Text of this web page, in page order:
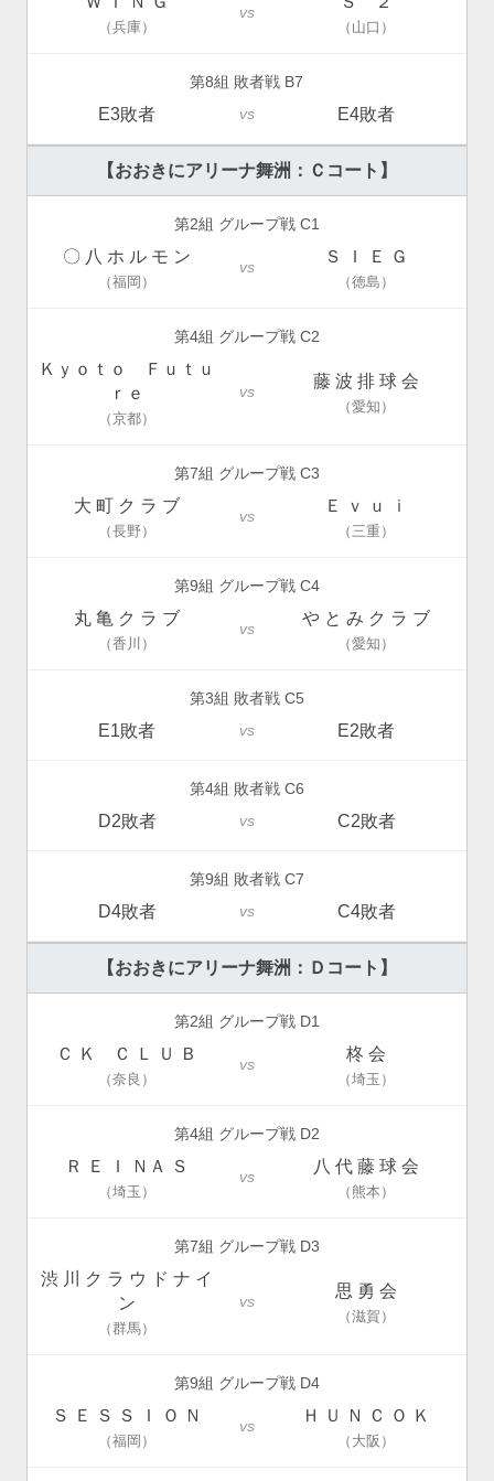
（兵庫）
vs
（山口）
第8組 敗者戦 B7
E3敗者 vs E4敗者
【おおきにアリーナ舞洲：Ｃコート】
第2組 グループ戦 C1
〇 八 ホ ル モ ン
（福岡）
vs
Ｓ Ｉ Ｅ Ｇ
（徳島）
第4組 グループ戦 C2
Ｋｙｏｔｏ Ｆｕｔｕ
ｒｅ
（京都）
vs
藤 波 排 球 会
（愛知）
第7組 グループ戦 C3
大 町 ク ラ ブ
（長野）
vs
Ｅ ｖ ｕ ｉ
（三重）
第9組 グループ戦 C4
丸 亀 ク ラ ブ
（香川）
vs
や と み ク ラ ブ
（愛知）
第3組 敗者戦 C5
E1敗者 vs E2敗者
第4組 敗者戦 C6
D2敗者 vs C2敗者
第9組 敗者戦 C7
D4敗者 vs C4敗者
【おおきにアリーナ舞洲：Ｄコート】
第2組 グループ戦 D1
Ｃ Ｋ Ｃ Ｌ Ｕ Ｂ
（奈良）
vs
柊 会
（埼玉）
第4組 グループ戦 D2
Ｒ Ｅ Ｉ ＮＡ Ｓ
（埼玉）
vs
八 代 藤 球 会
（熊本）
第7組 グループ戦 D3
渋 川 ク ラ ウ ド ナ イ
ン
（群馬）
vs
思 勇 会
（滋賀）
第9組 グループ戦 D4
Ｓ Ｅ Ｓ Ｓ Ｉ Ｏ Ｎ
（福岡）
vs
Ｈ Ｕ Ｎ Ｃ Ｏ Ｋ
（大阪）